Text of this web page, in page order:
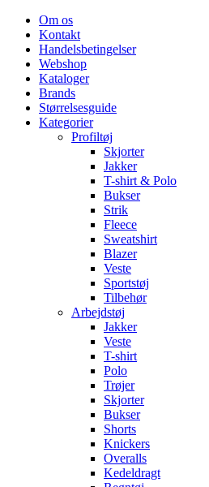
Om os
Kontakt
Handelsbetingelser
Webshop
Kataloger
Brands
Størrelsesguide
Kategorier
Profiltøj
Skjorter
Jakker
T-shirt & Polo
Bukser
Strik
Fleece
Sweatshirt
Blazer
Veste
Sportstøj
Tilbehør
Arbejdstøj
Jakker
Veste
T-shirt
Polo
Trøjer
Skjorter
Bukser
Shorts
Knickers
Overalls
Kedeldragt